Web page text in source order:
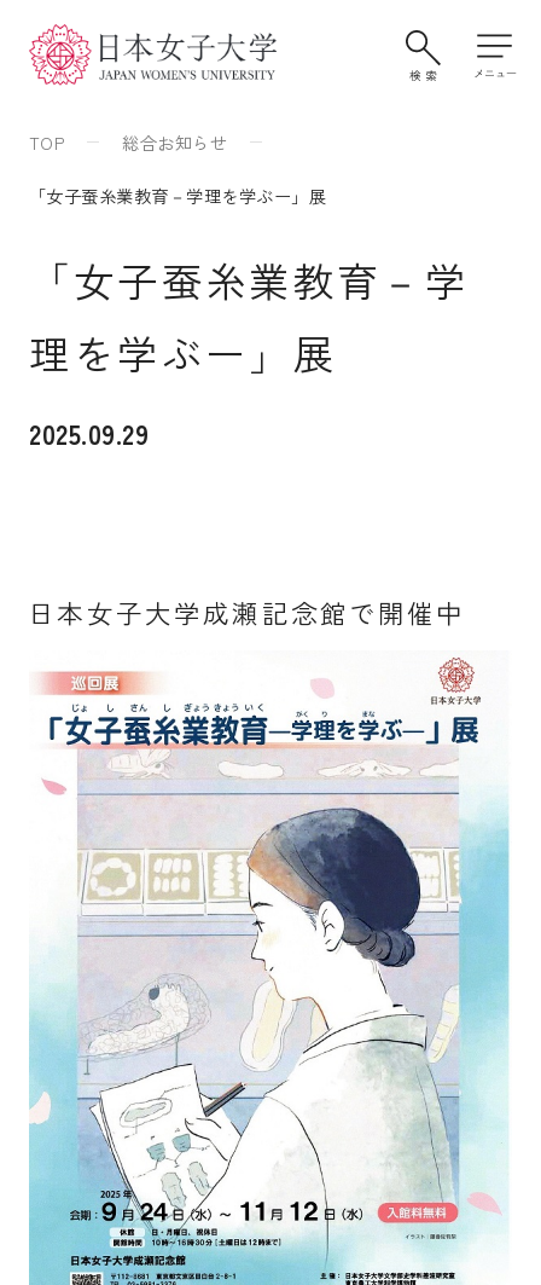
入試案内
キャンパスライフ
国際交流・留学
通信教育・生涯学習
受験生の皆さま
保護者等の皆さま
在学生の皆さま
卒業生の皆さま
企業の皆さま
TOP 総合お知らせ
「女子蚕糸業教育－学理を学ぶー」展
「女子蚕糸業教育－学
理を学ぶー」展
2025.09.29
日本女子大学成瀬記念館で開催中